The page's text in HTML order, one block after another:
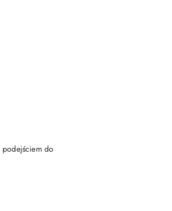
podejściem do